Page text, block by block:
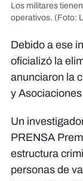
Los militares
operativos. (Foto:
Debido a ese
oficializó la
anunciaron la
y
Un
PRENSA
estructura
personas de